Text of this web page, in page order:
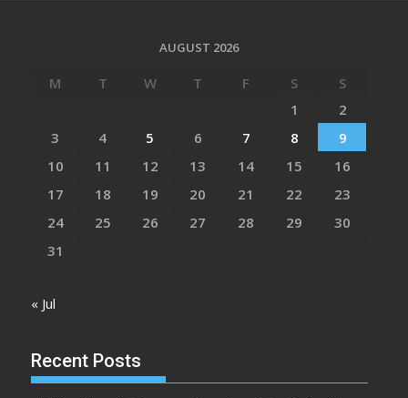
AUGUST 2026
M T W T F S
S
1
2
3
4 5 6 7 8
9
10
11 12 13 14 15
16
17
18 19 20 21 22
23
24
25 26 27 28 29
30
31
« Jul
Recent Posts